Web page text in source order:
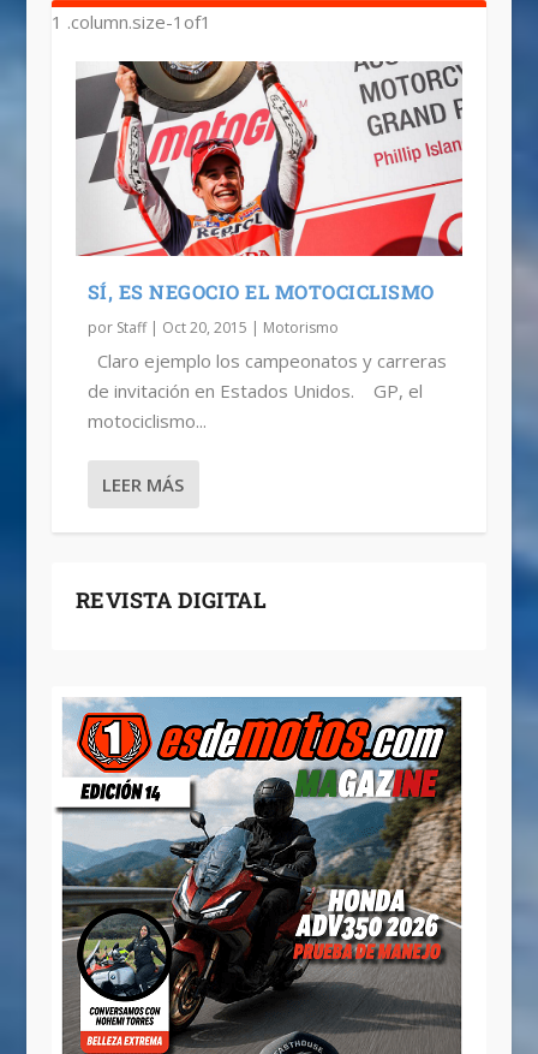
SÍ, ES NEGOCIO EL MOTOCICLISMO
por Staff| Oct 20, 2015 | Motorismo
Claro ejemplo los campeonatos y carreras
de invitación en Estados Unidos. GP, el
motociclismo...
LEER MÁS
REVISTA DIGITAL